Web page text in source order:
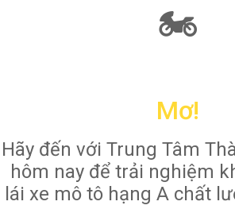
🏍️
Mơ!
Hãy đến với Trung Tâm
hôm nay để trải nghiệm
lái xe mô tô hạng A chất